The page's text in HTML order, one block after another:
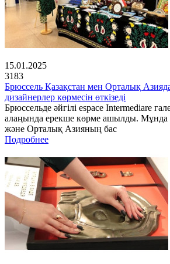
15.01.2025
3183
Брюссель Қазақстан мен Орталық
дизайнерлер көрмесін өткізеді
Брюссельде әйгілі espace Intermediare
алаңында ерекше көрме ашылды. Мұнда
және Орталық Азияның бас
Подробнее